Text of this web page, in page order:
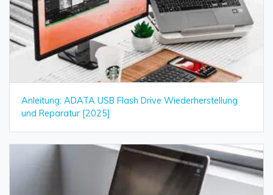
Anleitung: ADATA USB Flash Drive Wiederherstellung
und Reparatur [2025]